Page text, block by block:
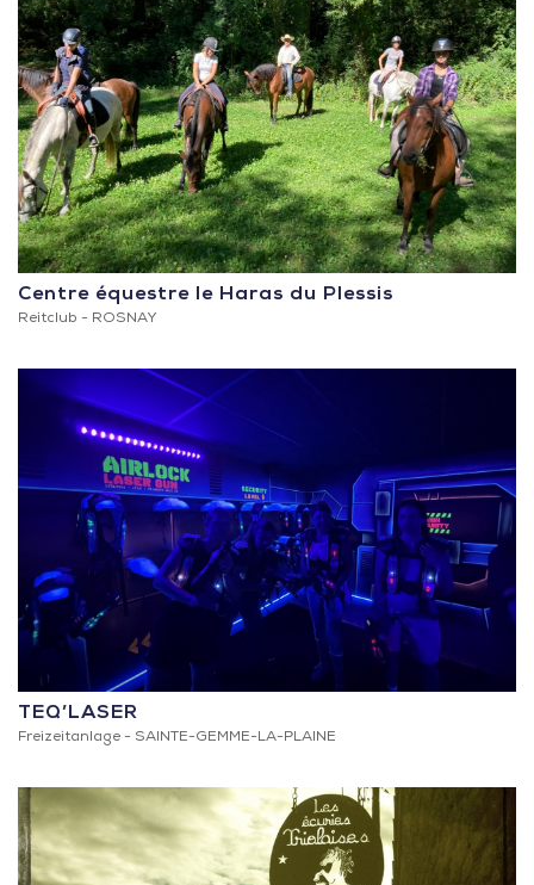
Centre équestre le Haras du Plessis
Reitclub - ROSNAY
TEQ’LASER
Freizeitanlage - SAINTE-GEMME-LA-PLAINE